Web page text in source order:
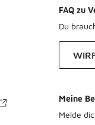
FAQ zu
Du
Meine
Melde